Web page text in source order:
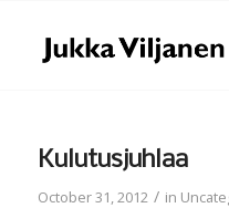
Kulutusjuhlaa
October 31, 2012 / in